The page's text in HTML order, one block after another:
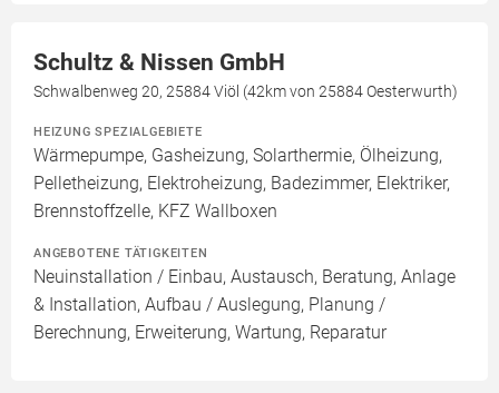
Schultz & Nissen GmbH
Schwalbenweg 20, 25884 Viöl (42km von 25884 Oesterwurth)
HEIZUNG SPEZIALGEBIETE
Wärmepumpe, Gasheizung, Solarthermie, Ölheizung,
Pelletheizung, Elektroheizung, Badezimmer, Elektriker,
Brennstoffzelle, KFZ Wallboxen
ANGEBOTENE TÄTIGKEITEN
Neuinstallation / Einbau, Austausch, Beratung, Anlage
& Installation, Aufbau / Auslegung, Planung /
Berechnung, Erweiterung, Wartung, Reparatur